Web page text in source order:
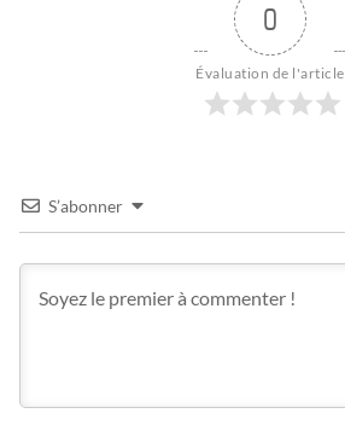
0
Évaluation de l'article
S’abonner